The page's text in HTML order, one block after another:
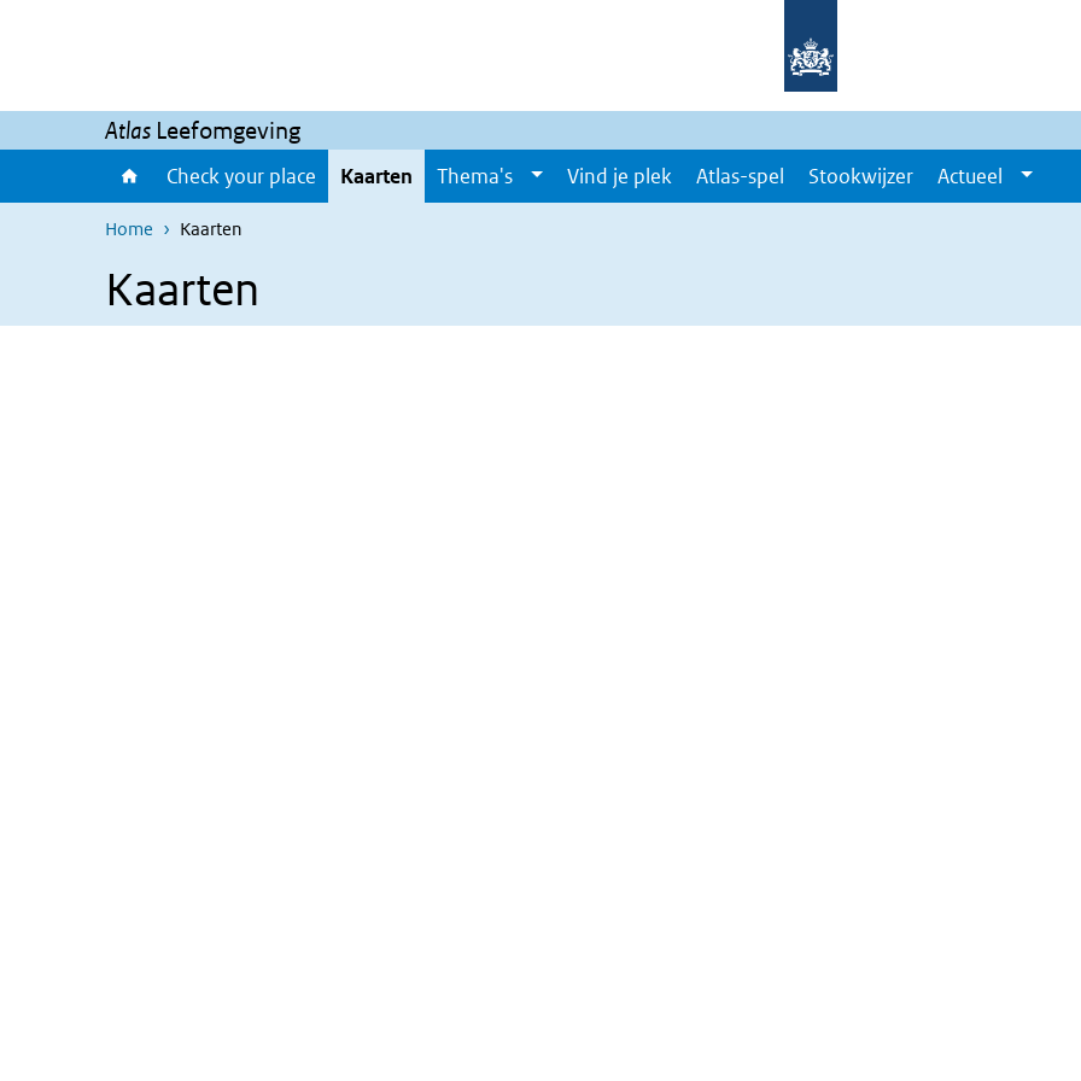
Atlas Leefomgeving
Check your place Kaarten Thema's Vind je plek Atlas-spel Stookwijzer Actueel
Home Kaarten
Kaarten